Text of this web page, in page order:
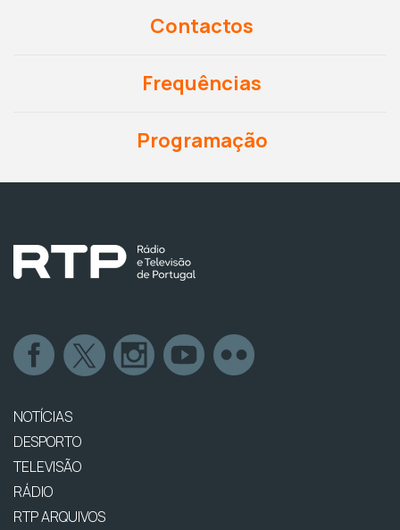
Contactos
Frequências
Programação
NOTÍCIAS
DESPORTO
TELEVISÃO
RÁDIO
RTP ARQUIVOS